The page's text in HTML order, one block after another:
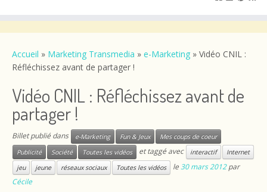
contenu
Accueil » Marketing Transmedia » e-Marketing » Vidéo CNIL :
Réfléchissez avant de partager !
Vidéo CNIL : Réfléchissez avant de
partager !
Billet publié dans e-Marketing Fun & Jeux
Mes coups de coeur
Publicité
Société Toutes les vidéos et taggé avec interactif
Internet
jeu
jeune réseaux sociaux Toutes les vidéos le30 mars 2012 par
Cécile